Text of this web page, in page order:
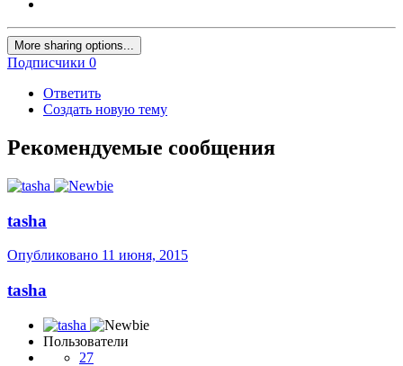
More sharing options...
Подписчики 0
Ответить
Создать новую тему
Рекомендуемые сообщения
tasha
Опубликовано 11 июня, 2015
tasha
Пользователи
27